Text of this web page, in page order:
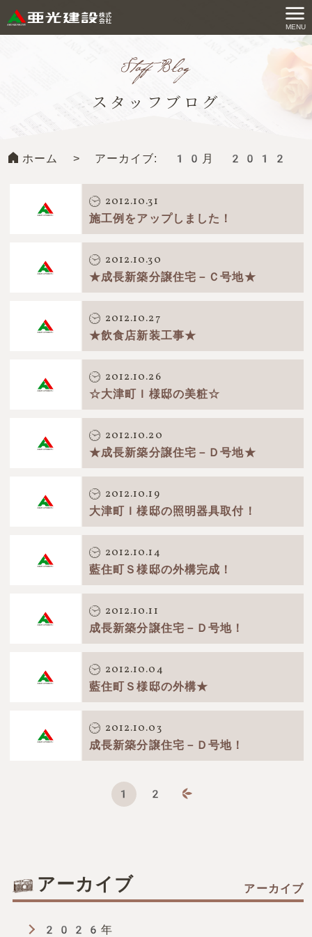
ン
ッ
亜光建設株式会社
MENU
スタッフブログ
ホーム > アーカイブ: 10月 2012
2012.10.31
施工例をアップしました！
2012.10.30
★成長新築分譲住宅－Ｃ号地★
2012.10.27
★飲食店新装工事★
2012.10.26
☆大津町Ｉ様邸の美粧☆
2012.10.20
★成長新築分譲住宅－Ｄ号地★
2012.10.19
大津町Ｉ様邸の照明器具取付！
2012.10.14
藍住町Ｓ様邸の外構完成！
2012.10.11
成長新築分譲住宅－Ｄ号地！
2012.10.04
藍住町Ｓ様邸の外構★
2012.10.03
成長新築分譲住宅－Ｄ号地！
page
1
page
2
アーカイブ
2026年